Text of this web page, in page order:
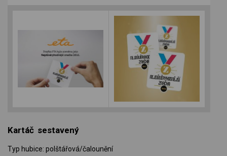
Kartáč sestavený
Typ hubice: polštářová/čalounění